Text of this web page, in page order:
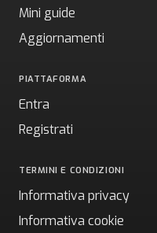
Mini guide
Aggiornamenti
PIATTAFORMA
Entra
Registrati
TERMINI E CONDIZIONI
Informativa privacy
Informativa cookie